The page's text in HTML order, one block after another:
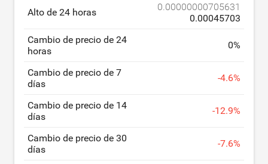
Alto de 24 horas
0.00000000705631
0.00045703
Cambio de precio de 24
horas
0%
Cambio de precio de 7
días
-4.6%
Cambio de precio de 14
días
-12.9%
Cambio de precio de 30
días
-7.6%